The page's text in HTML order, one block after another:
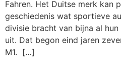
Fahren. Het Duitse merk kan
geschiedenis wat sportieve
divisie bracht van bijna al
uit. Dat begon eind jaren
M1. […]